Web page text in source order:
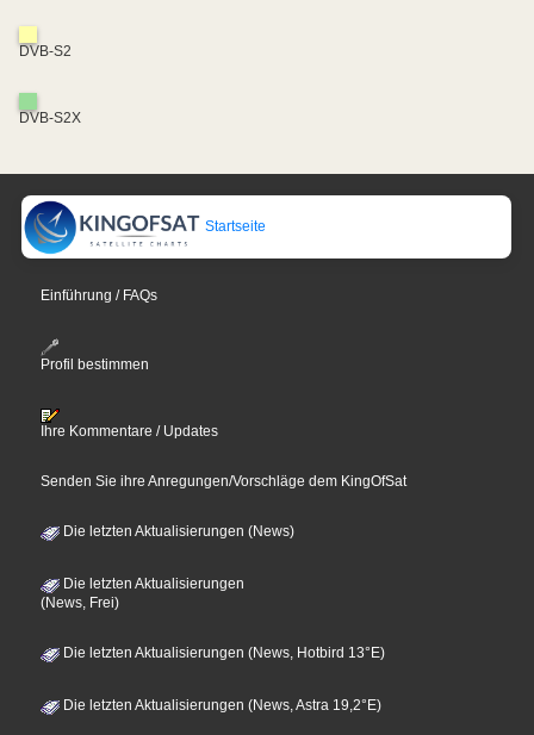
DVB-S2
DVB-S2X
Startseite
Einführung / FAQs
Profil bestimmen
Ihre Kommentare / Updates
Senden Sie ihre Anregungen/Vorschläge dem KingOfSat
Die letzten Aktualisierungen (News)
Die letzten Aktualisierungen
(News, Frei)
Die letzten Aktualisierungen (News, Hotbird 13°E)
Die letzten Aktualisierungen (News, Astra 19,2°E)